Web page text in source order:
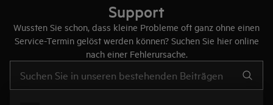
Support
Wussten Sie schon, dass kleine Probleme oft ganz ohne einen
Service-Termin gelöst werden können? Suchen Sie hier online
nach einer Fehlerursache.